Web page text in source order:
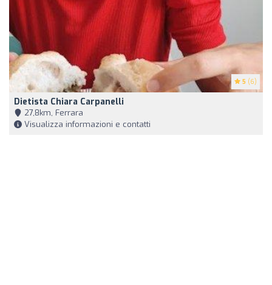
5 (6)
Dietista Chiara Carpanelli
27,8km, Ferrara
Visualizza informazioni e contatti